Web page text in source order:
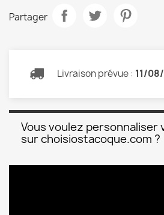
Partager
Livraison prévue : 11/
Vous voulez
sur choisiostacoque.com ?